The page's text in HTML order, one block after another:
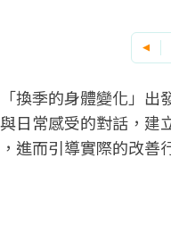
換季的身體變化」出
日常感受的對話，建
進而引導實際的改善